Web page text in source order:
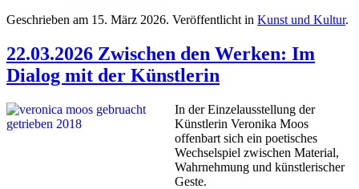
Geschrieben am 15. März 2026. Veröffentlicht in Kunst und Kultur.
22.03.2026 Zwischen den Werken: Im
Dialog mit der Künstlerin
In der Einzelausstellung der
Künstlerin Veronika Moos
offenbart sich ein poetisches
Wechselspiel zwischen Material,
Wahrnehmung und künstlerischer
Geste.